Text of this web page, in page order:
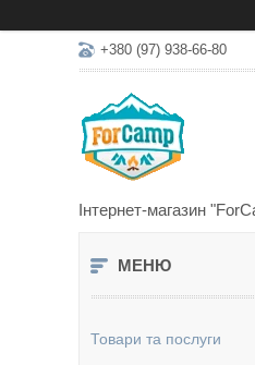
+380 (97) 938-66-80
Інтернет-магазин
Товари та послуги